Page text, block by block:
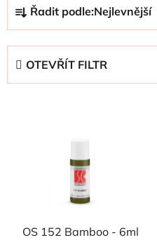
a
z
Řadit podle:Nejlevnější
OTEVŘÍT FILTR
OS 152 Bamboo - 6ml